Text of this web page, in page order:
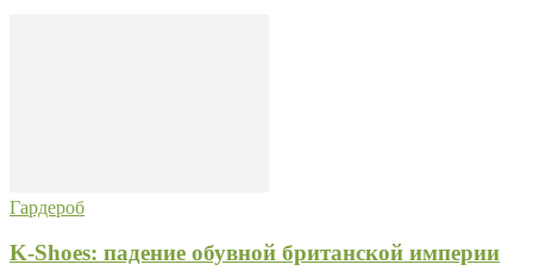
Гардероб
K-Shoes: падение обувной британской империи